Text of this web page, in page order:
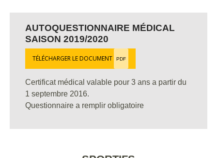
AUTOQUESTIONNAIRE MÉDICAL
SAISON 2019/2020
TÉLÉCHARGER LE DOCUMENT PDF
Certificat médical valable pour 3 ans a partir du
1 septembre 2016.
Questionnaire a remplir obligatoire